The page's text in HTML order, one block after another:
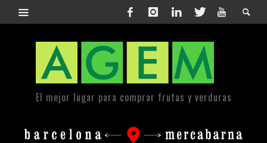
El mejor lugar para comprar frutas y verduras